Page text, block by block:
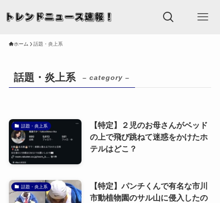
ホーム 話題・炎上系
話題・炎上系 – category –
話題・炎上系
【特定】２児のお母さんがベッド
の上で飛び跳ねて迷惑をかけたホ
テルはどこ？
話題・炎上系
【特定】パンチくんで有名な市川
市動植物園のサル山に侵入したの